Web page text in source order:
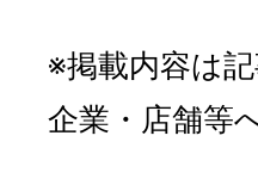
※掲載内容は
企業・店舗等